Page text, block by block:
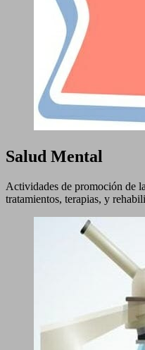
Salud Mental
Actividades de promoción de
tratamientos, terapias, y